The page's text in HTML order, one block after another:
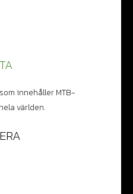
som innehåller MTB-
världen.